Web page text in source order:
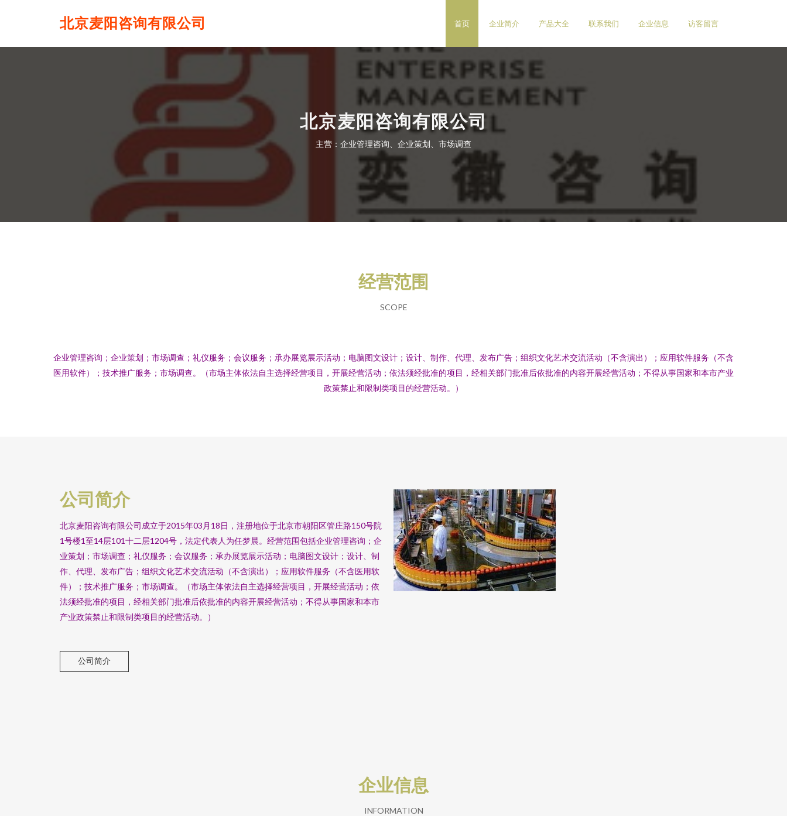
北京麦阳咨询有限公司 首页 企业简介 产品大全 联系我们 企业信息 访客留言
北京麦阳咨询有限公司
主营：企业管理咨询、企业策划、市场调查
经营范围
SCOPE
企业管理咨询；企业策划；市场调查；礼仪服务；会议服务；承办展览展示活动；电脑图文设计；设计、制作、代理、发布广告；组织文化艺术交流活动（不含演出）；应用软件服务（不含
医用软件）；技术推广服务；市场调查。（市场主体依法自主选择经营项目，开展经营活动；依法须经批准的项目，经相关部门批准后依批准的内容开展经营活动；不得从事国家和本市产业
政策禁止和限制类项目的经营活动。）
公司简介
北京麦阳咨询有限公司成立于2015年03月18日，注册地位于北京市朝阳区管庄路150号院
1号楼1至14层101十二层1204号，法定代表人为任梦晨。经营范围包括企业管理咨询；企
业策划；市场调查；礼仪服务；会议服务；承办展览展示活动；电脑图文设计；设计、制
作、代理、发布广告；组织文化艺术交流活动（不含演出）；应用软件服务（不含医用软
件）；技术推广服务；市场调查。（市场主体依法自主选择经营项目，开展经营活动；依
法须经批准的项目，经相关部门批准后依批准的内容开展经营活动；不得从事国家和本市
产业政策禁止和限制类项目的经营活动。）
公司简介
企业信息
INFORMATION